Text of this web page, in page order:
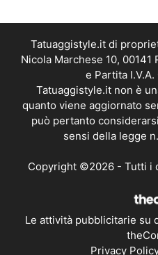
Tatuaggistyle.it di
Nicola Marchese 10, 00141
e Partita
Tatuaggistyle.it non è
quanto viene aggiornato
può pertanto
sensi della legge
Copyright ©2026 - Tutti i
Le attività pubblicitarie su
Privacy